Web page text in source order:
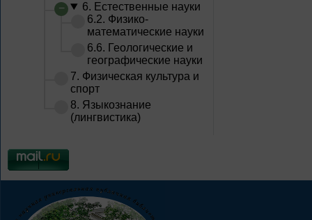
6. Естественные науки
6.2. Физико-
математические науки
6.6. Геологические и
географические науки
7. Физическая культура и
спорт
8. Языкознание
(лингвистика)